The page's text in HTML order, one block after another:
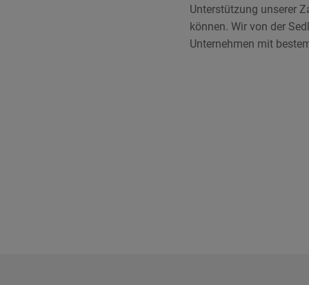
Unterstützung unserer
können. Wir von der
Unternehmen mit